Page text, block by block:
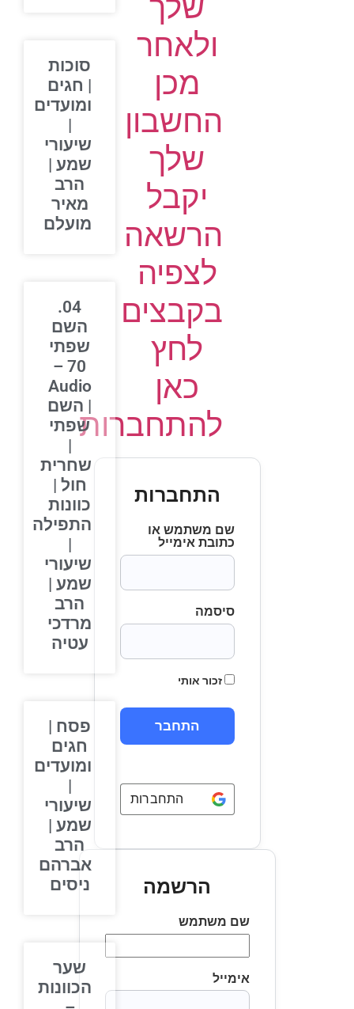
שלך
ולאחר
מכן
החשבון
שלך
יקבל
הרשאה
לצפיה
בקבצים
לחץ
כאן
להתחברות
התחברות
שם משתמש או
כתובת אימייל
סיסמה
זכור אותי
התחברות באמצעותGoogle
הרשמה
שם משתמש
אימייל
סוכות
| חגים
ומועדים
שיעורי
שמע |
הרב
מאיר
מועלם
04.
השם
שפתי
70 –
Audio
| השם
שפתי
שחרית
חול |
כוונות
התפילה
שיעורי
שמע |
הרב
מרדכי
עטיה
פסח |
חגים
ומועדים
שיעורי
שמע |
הרב
אברהם
ניסים
שער
הכוונות